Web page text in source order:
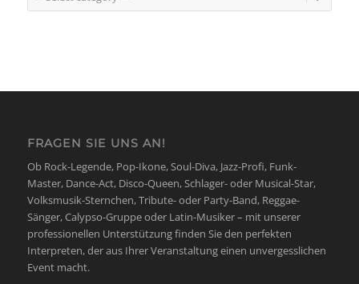
FRAGEN SIE UNS AN!
Ob Rock-Legende, Pop-Ikone, Soul-Diva, Jazz-Profi, Funk-
Master, Dance-Act, Disco-Queen, Schlager- oder Musical-Star,
Volksmusik-Sternchen, Tribute- oder Party-Band, Reggae-
Sänger, Calypso-Gruppe oder Latin-Musiker – mit unserer
professionellen Unterstützung finden Sie den perfekten
Interpreten, der aus Ihrer Veranstaltung einen unvergesslichen
Event macht.